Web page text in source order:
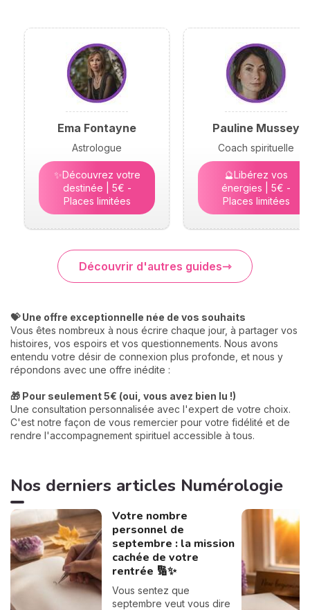
Ema Fontayne
Astrologue
✨Découvrez votre
destinée | 5€ -
Places limitées
Pauline Mussey
Coach spirituelle
🔮Libérez vos
énergies | 5€ -
Places limitées
Découvrir d'autres guides
💝 Une offre exceptionnelle née de vos souhaits
Vous êtes nombreux à nous écrire chaque jour, à partager vos
histoires, vos espoirs et vos questionnements. Nous avons
entendu votre désir de connexion plus profonde, et nous y
répondons avec une offre inédite :
🎁 Pour seulement 5€ (oui, vous avez bien lu !)
Une consultation personnalisée avec l'expert de votre choix.
C'est notre façon de vous remercier pour votre fidélité et de
rendre l'accompagnement spirituel accessible à tous.
Nos derniers articles Numérologie
Votre nombre
personnel de
septembre : la mission
cachée de votre
rentrée 🔢✨
Vous sentez que
septembre veut vous dire